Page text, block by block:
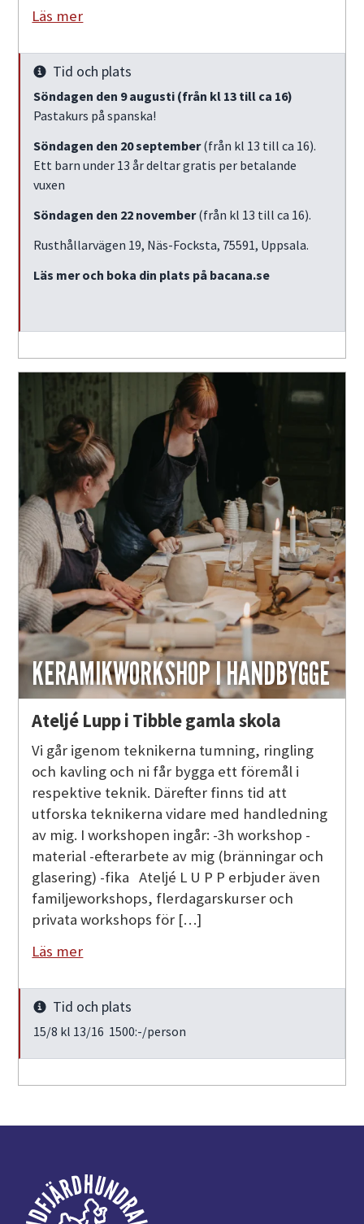
Läs mer
InfoTid och plats
Söndagen den 9 augusti (från kl 13 till ca 16)
Pastakurs på spanska!
Söndagen den 20 september(från kl 13 till ca 16).
Ett barn under 13 år deltar gratis per betalande
vuxen
Söndagen den 22 november(från kl 13 till ca 16).
Rusthållarvägen 19, Näs-Focksta, 75591, Uppsala.
Läs mer och boka din plats på bacana.se
KERAMIKWORKSHOP I HANDBYGGE
Ateljé Lupp i Tibble gamla skola
Vi går igenom teknikerna tumning, ringling
och kavling och ni får bygga ett föremål i
respektive teknik. Därefter finns tid att
utforska teknikerna vidare med handledning
av mig. I workshopen ingår: -3h workshop -
material -efterarbete av mig (bränningar och
glasering) -fika Ateljé L U P P erbjuder även
familjeworkshops, flerdagarskurser och
privata workshops för […]
Läs mer
InfoTid och plats
15/8 kl 13/16 1500:-/person
Footer